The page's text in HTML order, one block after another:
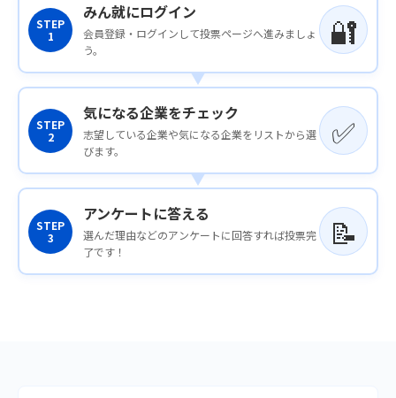
STEP
1
みん就にログイン
会員登録・ログインして投票ページへ進みましょ
う。
🔐
STEP
2
気になる企業をチェック
志望している企業や気になる企業をリストから選
びます。
✅
STEP
3
アンケートに答える
選んだ理由などのアンケートに回答すれば投票完
了です！
📝